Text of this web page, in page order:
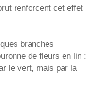
renforcent cet effet
branches
de fleurs en lin :
le vert, mais par la